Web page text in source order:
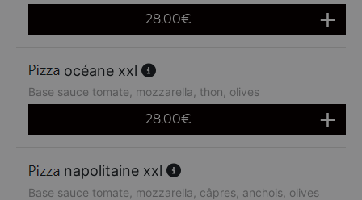
28.00€
océane xxl
Base sauce tomate, mozzarella, thon, olives
28.00€
napolitaine xxl
Base sauce tomate, mozzarella, câpres, anchois, olives